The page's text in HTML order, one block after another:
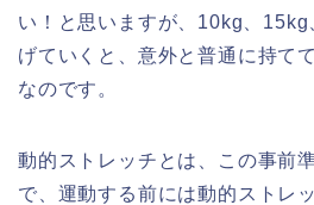
い！と思いますが、10kg、
げていくと、意外と普通に持て
なのです。
動的ストレッチとは、この事前
で、運動する前には動的ストレ